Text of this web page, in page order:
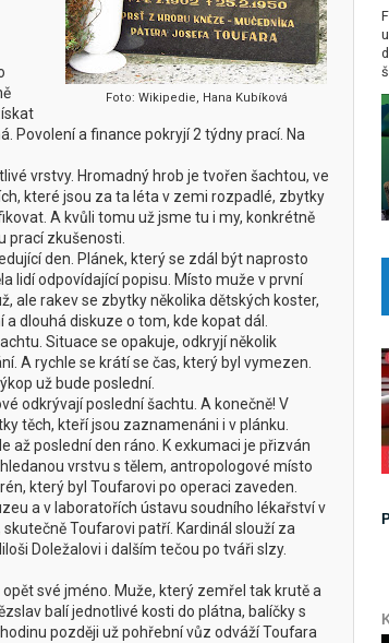
Foto: Wikipedie, Hana Kubíková
Povolení a finance pokryjí 2 týdny prací. Na
vrstvy. Hromadný hrob je tvořen šachtou, ve
které jsou za ta léta v zemi rozpadlé, zbytky
A kvůli tomu už jsme tu i my, konkrétně
prací zkušenosti.
den. Plánek, který se zdál být naprosto
lidí odpovídající popisu. Místo muže v první
ale rakev se zbytky několika dětských koster,
dlouhá diskuze o tom, kde kopat dál.
Situace se opakuje, odkryjí několik
A rychle se krátí se čas, který byl vymezen.
už bude poslední.
odkrývají poslední šachtu. A konečně! V
těch, kteří jsou zaznamenáni i v plánku.
až poslední den ráno. K exkumaci je přizván
vrstvu s tělem, antropologové místo
který byl Toufarovi po operaci zaveden.
a v laboratořích ústavu soudního lékařství v
skutečně Toufarovi patří. Kardinál slouží za
Doležalovi i dalším tečou po tváři slzy.
své jméno. Muže, který zemřel tak krutě a
balí jednotlivé kosti do plátna, balíčky s
později už pohřební vůz odváží Toufara